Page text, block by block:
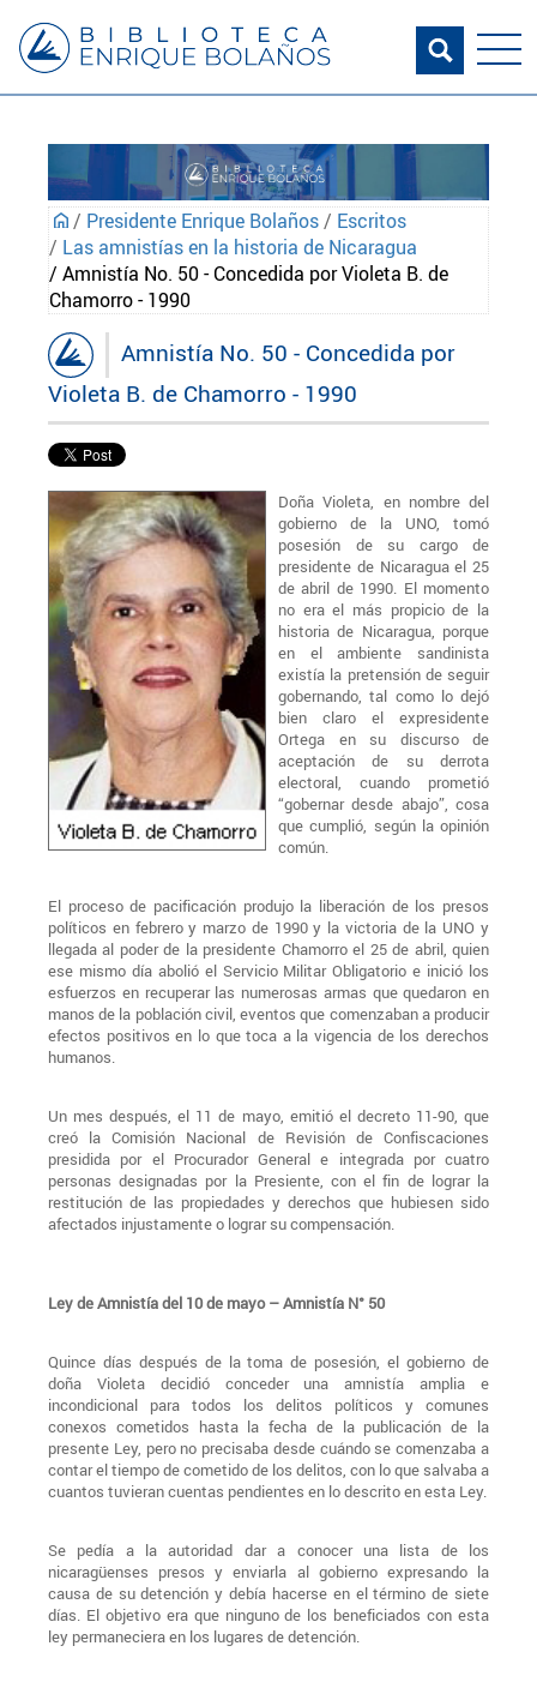
/ Presidente Enrique Bolaños/ Escritos
/ Las amnistías en la historia de Nicaragua
/ Amnistía No. 50 - Concedida por Violeta B. de
Chamorro - 1990
Amnistía No. 50 - Concedida por
Violeta B. de Chamorro - 1990
Doña Violeta, en nombre del
gobierno de la UNO, tomó
posesión de su cargo de
presidente de Nicaragua el 25
de abril de 1990. El momento
no era el más propicio de la
historia de Nicaragua, porque
en el ambiente sandinista
existía la pretensión de seguir
gobernando, tal como lo dejó
bien claro el expresidente
Ortega en su discurso de
aceptación de su derrota
electoral, cuando prometió
“gobernar desde abajo”, cosa
que cumplió, según la opinión
común.
El proceso de pacificación produjo la liberación de los presos
políticos en febrero y marzo de 1990 y la victoria de la UNO y
llegada al poder de la presidente Chamorro el 25 de abril, quien
ese mismo día abolió el Servicio Militar Obligatorio e inició los
esfuerzos en recuperar las numerosas armas que quedaron en
manos de la población civil, eventos que comenzaban a producir
efectos positivos en lo que toca a la vigencia de los derechos
humanos.
Un mes después, el 11 de mayo, emitió el decreto 11-90, que
creó la Comisión Nacional de Revisión de Confiscaciones
presidida por el Procurador General e integrada por cuatro
personas designadas por la Presiente, con el fin de lograr la
restitución de las propiedades y derechos que hubiesen sido
afectados injustamente o lograr su compensación.
Ley de Amnistía del 10 de mayo – Amnistía N° 50
Quince días después de la toma de posesión, el gobierno de
doña Violeta decidió conceder una amnistía amplia e
incondicional para todos los delitos políticos y comunes
conexos cometidos hasta la fecha de la publicación de la
presente Ley, pero no precisaba desde cuándo se comenzaba a
contar el tiempo de cometido de los delitos, con lo que salvaba a
cuantos tuvieran cuentas pendientes en lo descrito en esta Ley.
Se pedía a la autoridad dar a conocer una lista de los
nicaragüenses presos y enviarla al gobierno expresando la
causa de su detención y debía hacerse en el término de siete
días. El objetivo era que ninguno de los beneficiados con esta
ley permaneciera en los lugares de detención.